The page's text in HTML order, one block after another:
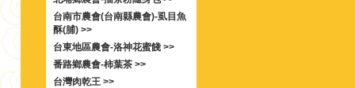
台南市農會(台南縣農會)-虱目魚
酥(脯) >>
台東地區農會-洛神花蜜餞 >>
番路鄉農會-柿葉茶 >>
台灣肉乾王 >>